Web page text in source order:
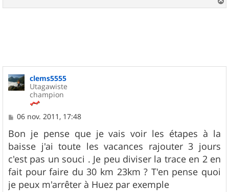
a
clems5555
Utagawiste
champion
M
s
s
a
g
e
06 nov. 2011, 17:48
Bon je pense que je vais voir les étapes à la
baisse j'ai toute les vacances rajouter 3 jours
c'est pas un souci . Je peu diviser la trace en 2 en
fait pour faire du 30 km 23km ? T'en pense quoi
je peux m'arrêter à Huez par exemple